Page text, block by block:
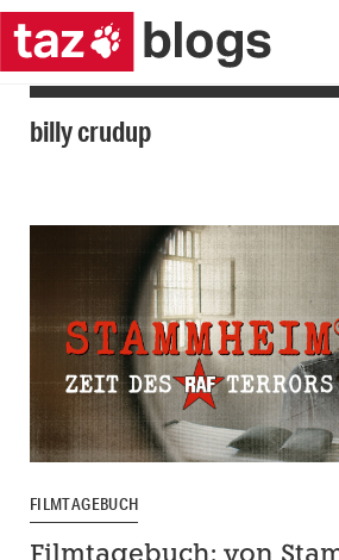
billy crudup
FILMTAGEBUCH